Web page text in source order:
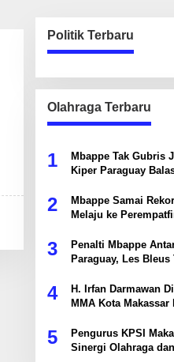
Politik Terbaru
Olahraga Terbaru
1
Mbappe Tak Gubris
Kiper Paraguay
2
Mbappe Samai
Melaju ke
3
Penalti Mbappe
Paraguay, Les
4
H. Irfan Darmawan
MMA Kota Makassar
5
Pengurus KPSI
Sinergi Olahraga